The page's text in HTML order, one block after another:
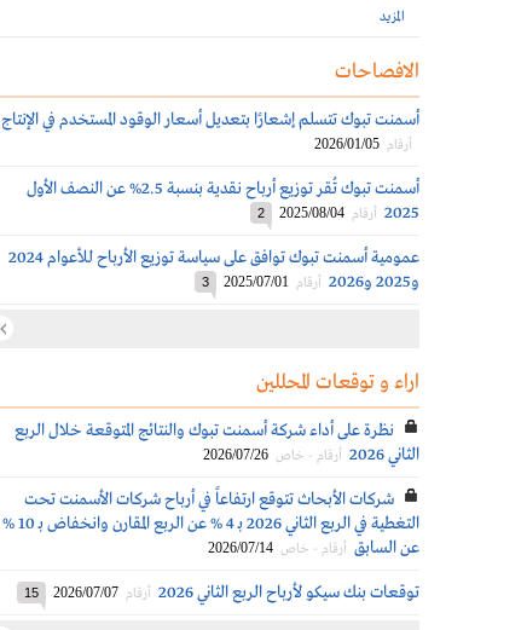
المزيد
الافصاحات
أسمنت تبوك تتسلم إشعارًا بتعديل أسعار الوقود المستخدم في الإنتاج
أرقام 2026/01/05
أسمنت تبوك تُقر توزيع أرباح نقدية بنسبة 2.5% عن النصف الأول
2025 أرقام 2025/08/04
2
عمومية أسمنت تبوك توافق على سياسة توزيع الأرباح للأعوام 2024
و2025 و2026
أرقام 2025/07/01
3
اراء و توقعات المحللين
نظرة على أداء شركة أسمنت تبوك والنتائج المتوقعة خلال الربع
الثاني 2026
أرقام - خاص 2026/07/26
شركات الأبحاث تتوقع ارتفاعاً في أرباح شركات الأسمنت تحت
التغطية في الربع الثاني 2026 بـ 4 % عن الربع المقارن وانخفاض بـ 10 %
عن السابق أرقام - خاص 2026/07/14
توقعات بنك سيكو لأرباح الربع الثاني 2026 أرقام 2026/07/07
15